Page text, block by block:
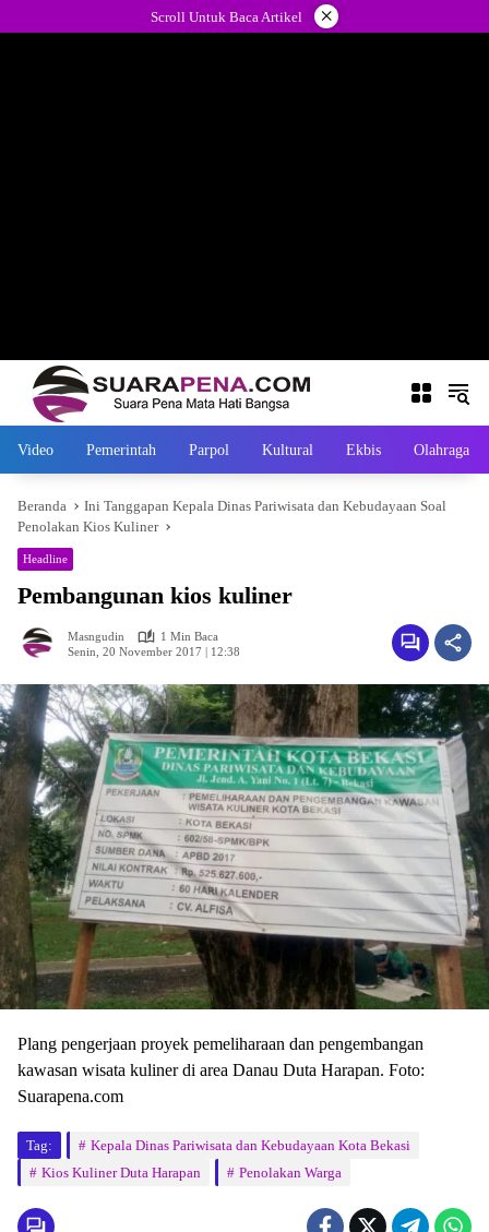
ke
Scroll Untuk Baca Artikel ×
Video Pemerintah Parpol Kultural Ekbis Olahraga
Beranda
Ini Tanggapan Kepala Dinas Pariwisata dan Kebudayaan Soal
Penolakan Kios Kuliner
Headline
Pembangunan kios kuliner
Masngudin
1 Min Baca
Senin, 20 November 2017 | 12:38
Plang pengerjaan proyek pemeliharaan dan pengembangan
kawasan wisata kuliner di area Danau Duta Harapan. Foto:
Suarapena.com
Tag:
Kepala Dinas Pariwisata dan Kebudayaan Kota Bekasi
Kios Kuliner Duta Harapan
Penolakan Warga